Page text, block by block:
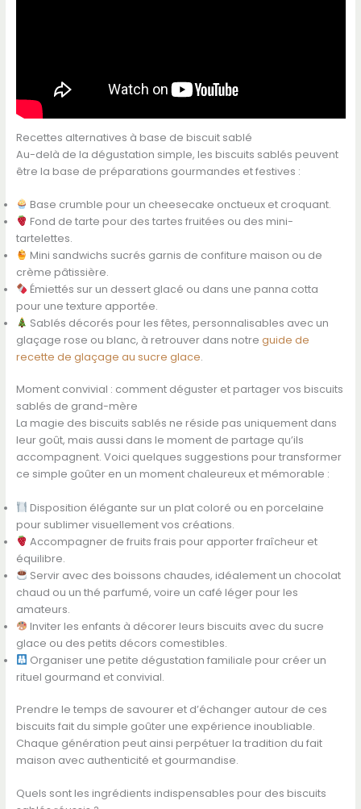
Recettes alternatives à base de biscuit sablé
Au-delà de la dégustation simple, les biscuits sablés peuvent
être la base de préparations gourmandes et festives :
Base crumble pour un cheesecake onctueux et croquant.
Fond de tarte pour des tartes fruitées ou des mini-
tartelettes.
Mini sandwichs sucrés garnis de confiture maison ou de
crème pâtissière.
Émiettés sur un dessert glacé ou dans une panna cotta
pour une texture apportée.
Sablés décorés pour les fêtes, personnalisables avec un
glaçage rose ou blanc, à retrouver dans notre guide de
recette de glaçage au sucre glace.
Moment convivial : comment déguster et partager vos biscuits
sablés de grand-mère
La magie des biscuits sablés ne réside pas uniquement dans
leur goût, mais aussi dans le moment de partage qu’ils
accompagnent. Voici quelques suggestions pour transformer
ce simple goûter en un moment chaleureux et mémorable :
Disposition élégante sur un plat coloré ou en porcelaine
pour sublimer visuellement vos créations.
Accompagner de fruits frais pour apporter fraîcheur et
équilibre.
Servir avec des boissons chaudes, idéalement un chocolat
chaud ou un thé parfumé, voire un café léger pour les
amateurs.
Inviter les enfants à décorer leurs biscuits avec du sucre
glace ou des petits décors comestibles.
Organiser une petite dégustation familiale pour créer un
rituel gourmand et convivial.
Prendre le temps de savourer et d’échanger autour de ces
biscuits fait du simple goûter une expérience inoubliable.
Chaque génération peut ainsi perpétuer la tradition du fait
maison avec authenticité et gourmandise.
Quels sont les ingrédients indispensables pour des biscuits